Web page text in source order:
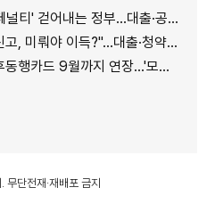
는 정부…대출·공공임대 불이익 줄인다
이득?"…대출·청약·세금 따져보니
지 연장…'모두의카드' 갈아탈 땐 혜택 따져야
단전재·재배포 금지